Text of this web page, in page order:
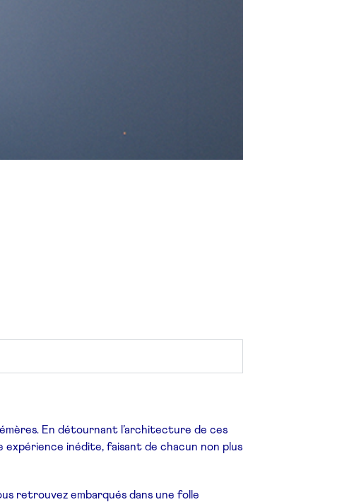
En détournant l’architecture de ces
inédite, faisant de chacun non plus
retrouvez embarqués dans une folle